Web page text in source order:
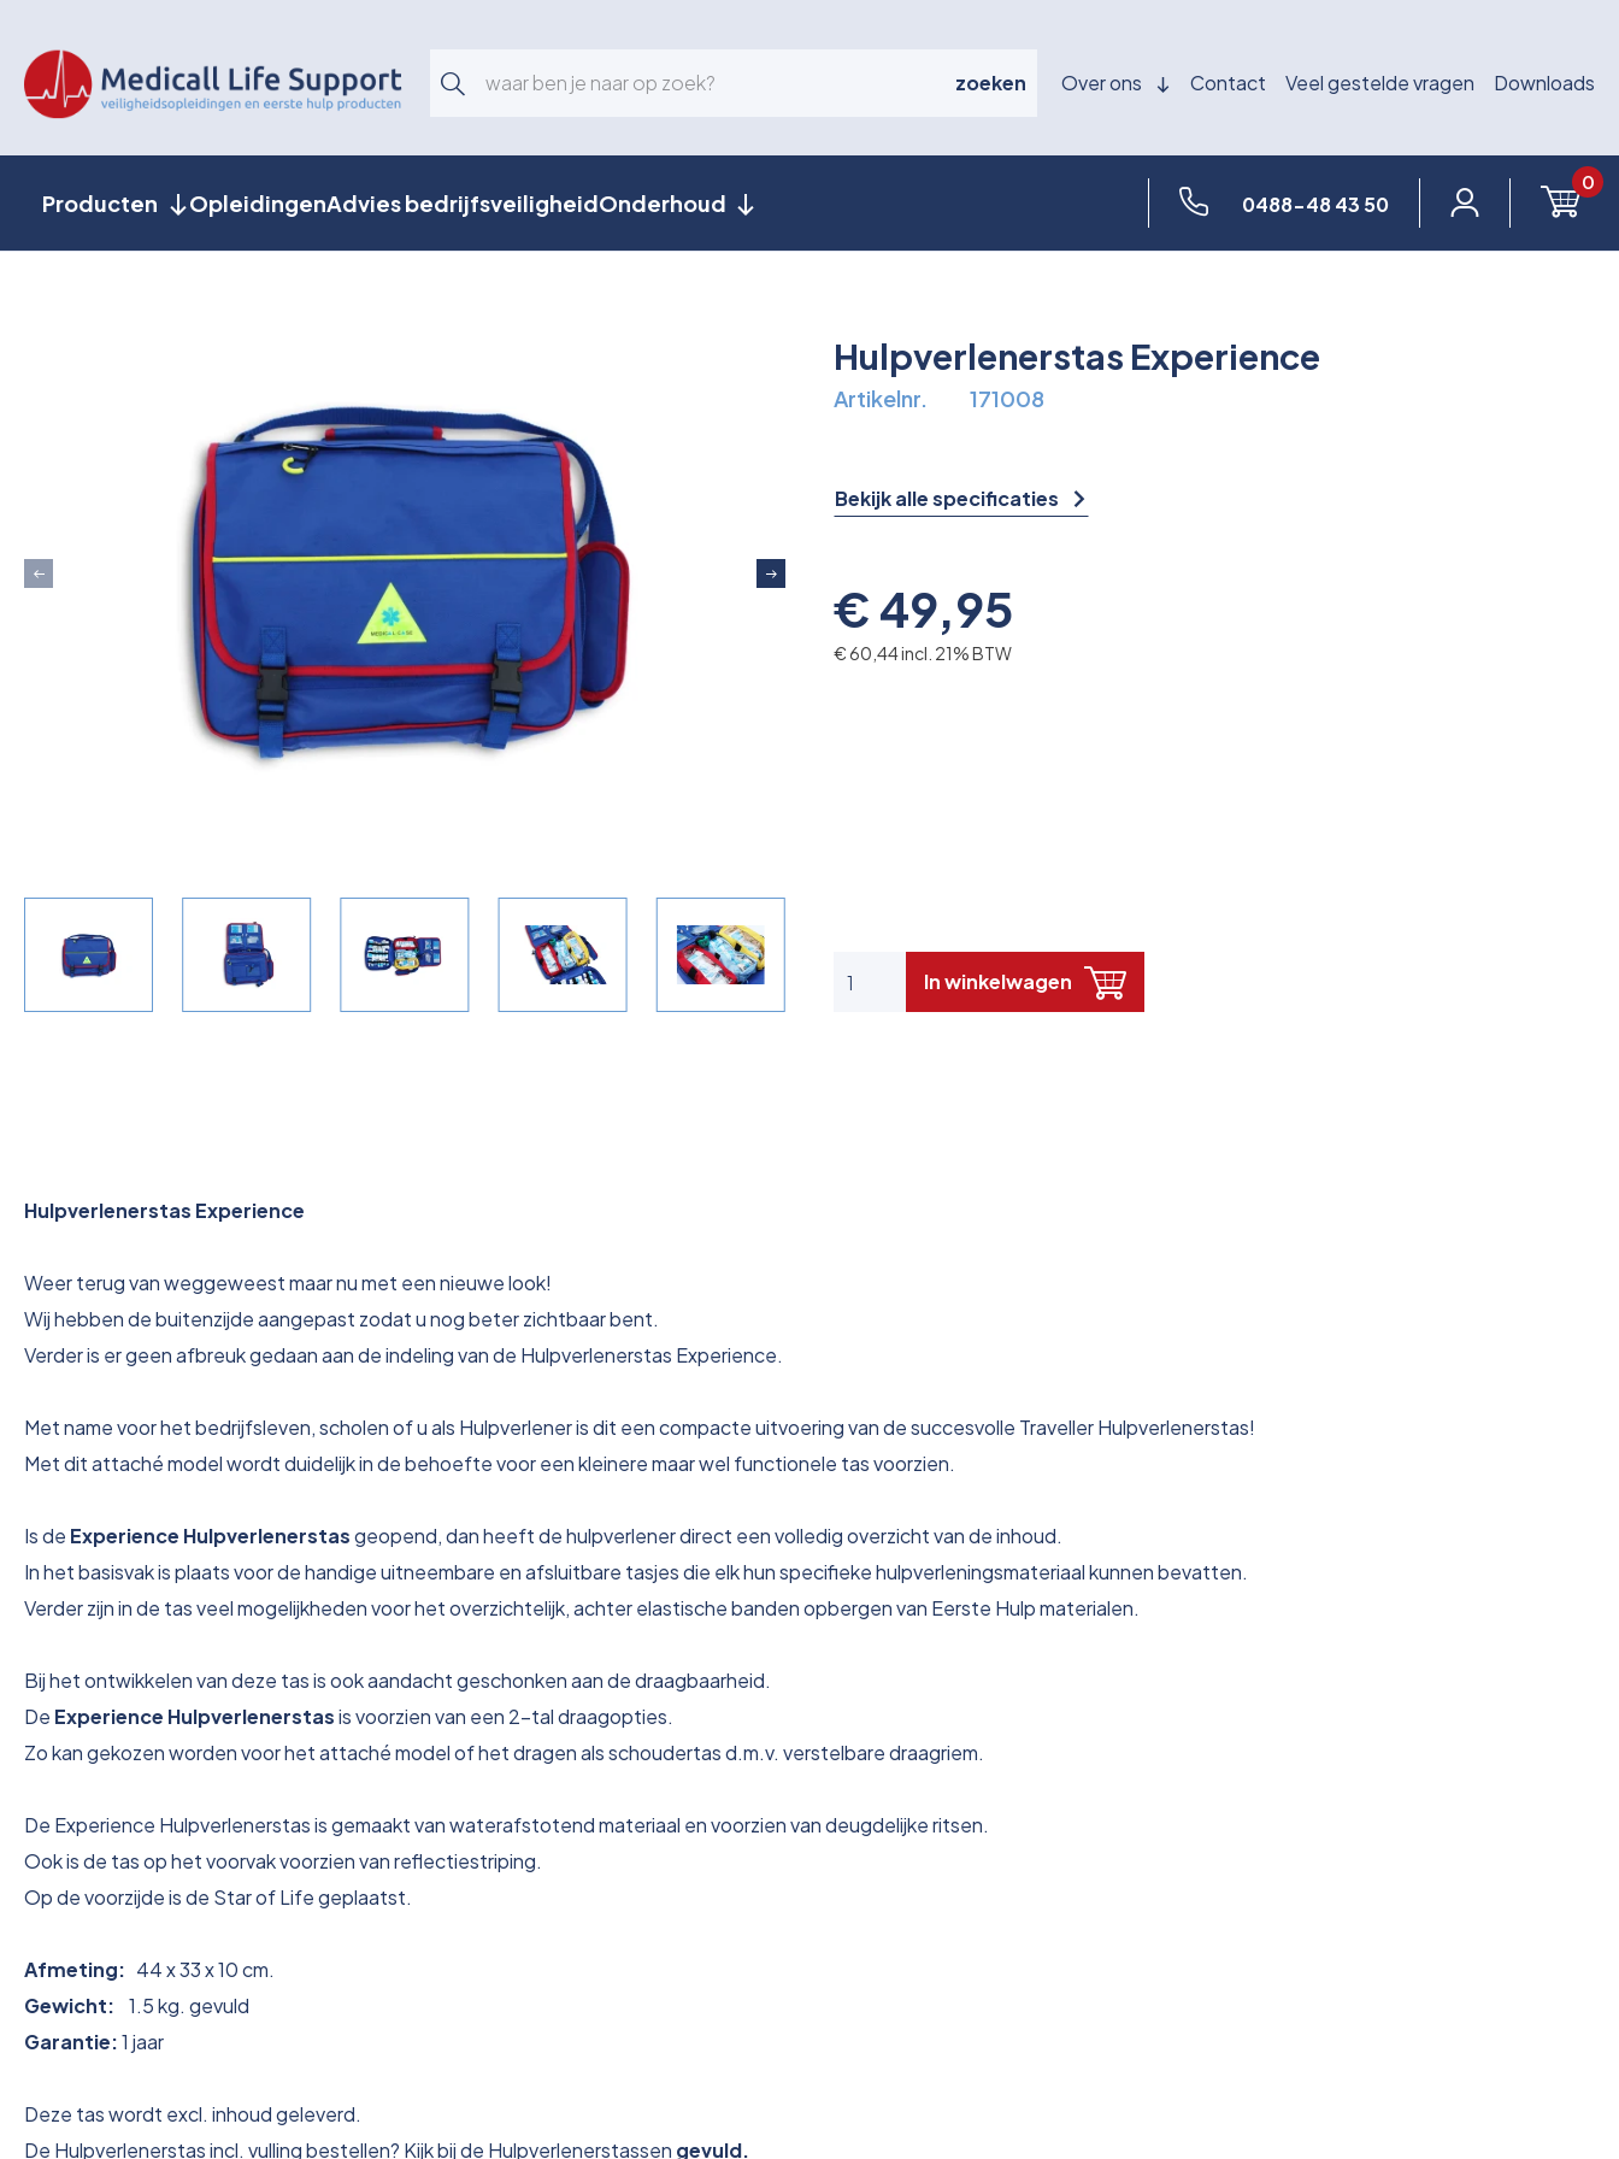
zoeken Over ons Contact Veel gestelde vragen Downloads
Producten OpleidingenAdvies bedrijfsveiligheidOnderhoud 0488-48 43 50
0
Hulpverlenerstas Experience
Artikelnr. 171008
Bekijk alle specificaties
€ 49,95
€ 60,44 incl. 21% BTW
In winkelwagen
Hulpverlenerstas Experience
Weer terug van weggeweest maar nu met een nieuwe look!
Wij hebben de buitenzijde aangepast zodat u nog beter zichtbaar bent.
Verder is er geen afbreuk gedaan aan de indeling van de Hulpverlenerstas Experience.
Met name voor het bedrijfsleven, scholen of u als Hulpverlener is dit een compacte uitvoering van de succesvolle Traveller Hulpverlenerstas!
Met dit attaché model wordt duidelijk in de behoefte voor een kleinere maar wel functionele tas voorzien.
Is de Experience Hulpverlenerstasgeopend, dan heeft de hulpverlener direct een volledig overzicht van de inhoud.
In het basisvak is plaats voor de handige uitneembare en afsluitbare tasjes die elk hun specifieke hulpverleningsmateriaal kunnen bevatten.
Verder zijn in de tas veel mogelijkheden voor het overzichtelijk, achter elastische banden opbergen van Eerste Hulp materialen.
Bij het ontwikkelen van deze tas is ook aandacht geschonken aan de draagbaarheid.
De Experience Hulpverlenerstasis voorzien van een 2-tal draagopties.
Zo kan gekozen worden voor het attaché model of het dragen als schoudertas d.m.v. verstelbare draagriem.
De Experience Hulpverlenerstas is gemaakt van waterafstotend materiaal en voorzien van deugdelijke ritsen.
Ook is de tas op het voorvak voorzien van reflectiestriping.
Op de voorzijde is de Star of Life geplaatst.
Afmeting: 44 x 33 x 10 cm.
Gewicht:
1.5 kg. gevuld
Garantie:1 jaar
Deze tas wordt excl. inhoud geleverd.
De Hulpverlenerstas incl. vulling bestellen? Kijk bij de Hulpverlenerstassen gevuld.